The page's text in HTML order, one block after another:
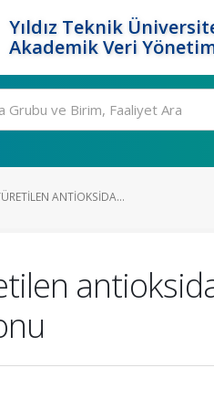
Yıldız Teknik
Akademik Veri
ANTIOKSIDA...